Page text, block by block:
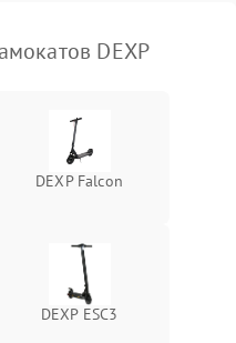
DEXP
DEXP Falcon
DEXP ESC3